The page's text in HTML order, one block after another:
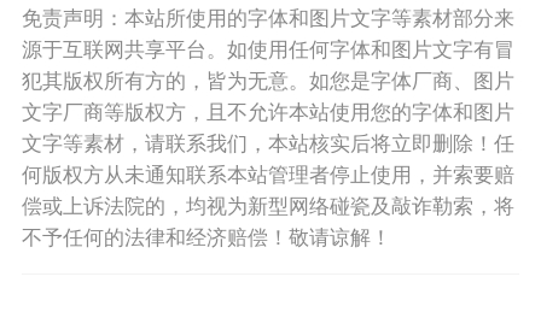
免责声明：本站所使用的字体和图片文字等素材部分来
源于互联网共享平台。如使用任何字体和图片文字有冒
犯其版权所有方的，皆为无意。如您是字体厂商、图片
文字厂商等版权方，且不允许本站使用您的字体和图片
文字等素材，请联系我们，本站核实后将立即删除！任
何版权方从未通知联系本站管理者停止使用，并索要赔
偿或上诉法院的，均视为新型网络碰瓷及敲诈勒索，将
不予任何的法律和经济赔偿！敬请谅解！